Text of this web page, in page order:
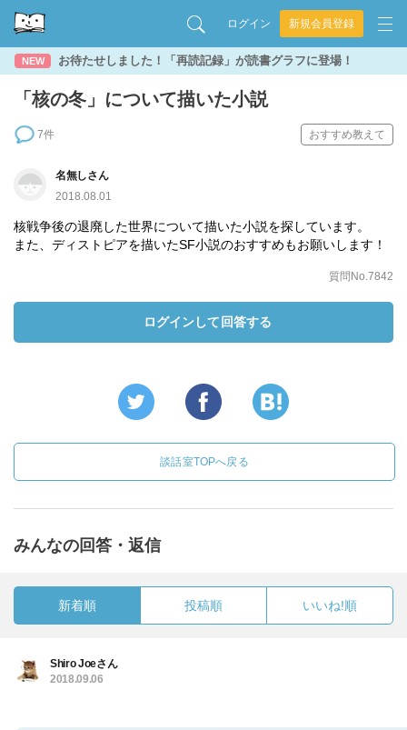
ログイン 新規会員登録
NEW お待たせしました！「再読記録」が読書グラフに登場！
「核の冬」について描いた小説
7件 おすすめ教えて
名無しさん
2018.08.01
核戦争後の退廃した世界について描いた小説を探しています。
また、ディストピアを描いたSF小説のおすすめもお願いします！
質問No.7842
ログインして回答する
談話室TOPへ戻る
みんなの回答・返信
新着順 投稿順 いいね!順
Shiro Joeさん
2018.09.06